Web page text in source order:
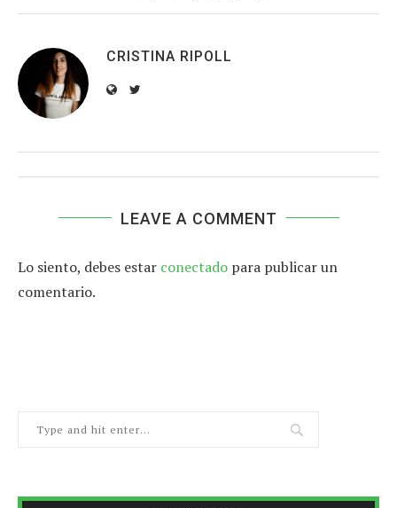
CRISTINA RIPOLL
LEAVE A COMMENT
Lo siento, debes estar conectado para publicar un
comentario.